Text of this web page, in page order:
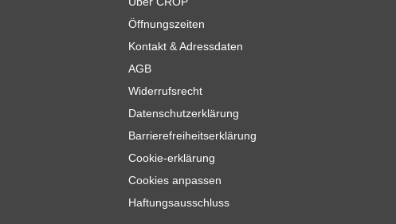
Öffnungszeiten
Kontakt & Adressdaten
AGB
Widerrufsrecht
Datenschutzerklärung
Barrierefreiheitserklärung
Cookie-erklärung
Cookies anpassen
Haftungsausschluss